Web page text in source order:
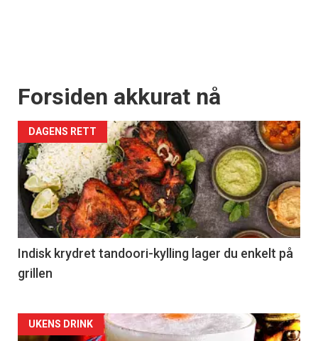
Forsiden akkurat nå
DAGENS RETT
Indisk krydret tandoori-kylling lager du enkelt på
grillen
Forsiden
UKENS DRINK